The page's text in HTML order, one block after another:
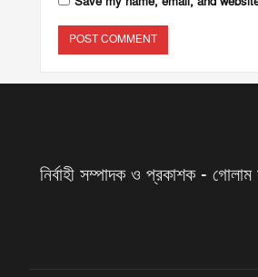
নির্বাহী সম্পাদক ও প্রকাশক -